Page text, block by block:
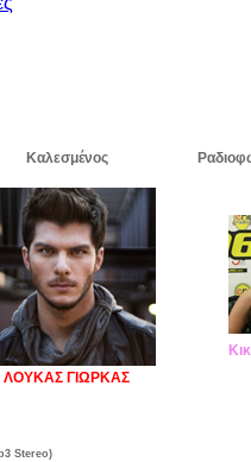
Καλεσμένος
ΛΟΥΚΑΣ ΓΙΩΡΚΑΣ
Stereo)